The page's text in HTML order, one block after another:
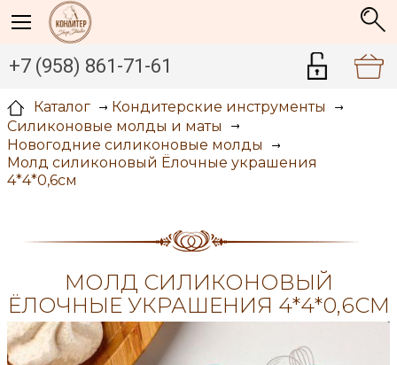
+7 (958) 861-71-61
Каталог
Кондитерские инструменты
Силиконовые молды и маты
Новогодние силиконовые молды
Молд силиконовый Ёлочные украшения
4*4*0,6см
МОЛД СИЛИКОНОВЫЙ
ЁЛОЧНЫЕ УКРАШЕНИЯ 4*4*0,6СМ